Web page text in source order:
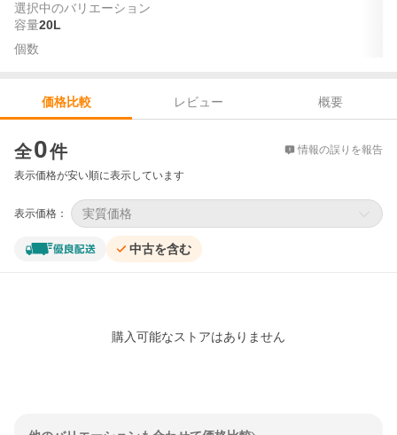
選択中のバリエーション
容量20L
個数
価格比較 レビュー
概要
全0件 情報の誤りを報告
表示価格が安い順に表示しています
表示価格： 実質価格
中古を含む
購入可能なストアはありません